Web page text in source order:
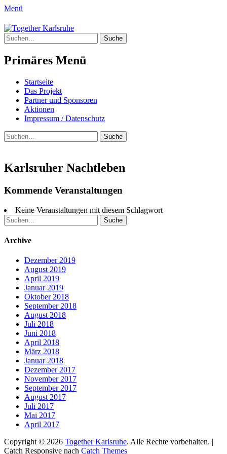
Menü
Together Karlsruhe
Integration von jungen Menschen mit
Fluchterfahrung und
Migrationshintergrund
Suche
nach:
Primäres Menü
Springe
zum
Inhalt
Startseite
Das Projekt
Partner und Sponsoren
Aktionen
Impressum / Datenschutz
Suchen
Suche
nach:
Karlsruher Nachtleben
Kommende Veranstaltungen
Keine Veranstaltungen mit diesem Schlagwort
Suche
nach:
Archive
Dezember 2019
August 2019
April 2019
Januar 2019
Oktober 2018
September 2018
August 2018
Juli 2018
Juni 2018
April 2018
März 2018
Januar 2018
Dezember 2017
November 2017
September 2017
August 2017
Juli 2017
Mai 2017
April 2017
Copyright © 2026 Together Karlsruhe. Alle Rechte vorbehalten. |
Catch Responsive nach Catch Themes